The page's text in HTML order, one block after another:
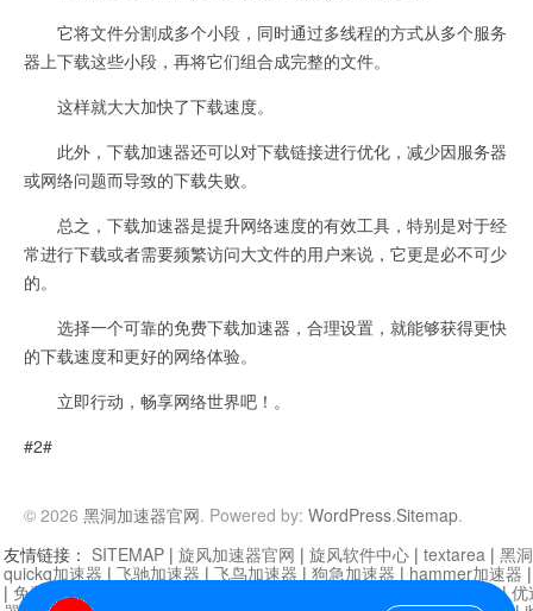
它将文件分割成多个小段，同时通过多线程的方式从多个服务
器上下载这些小段，再将它们组合成完整的文件。
这样就大大加快了下载速度。
此外，下载加速器还可以对下载链接进行优化，减少因服务器
或网络问题而导致的下载失败。
总之，下载加速器是提升网络速度的有效工具，特别是对于经
常进行下载或者需要频繁访问大文件的用户来说，它更是必不可少
的。
选择一个可靠的免费下载加速器，合理设置，就能够获得更快
的下载速度和更好的网络体验。
立即行动，畅享网络世界吧！。
#2#
© 2026 黑洞加速器官网. Powered by: WordPress.Sitemap.
友情链接： SITEMAP | 旋风加速器官网 | 旋风软件中心 | textarea | 黑
quickq加速器 | 飞驰加速器 | 飞鸟加速器 | 狗急加速器 | hammer加速器
| 免费vqn加速外网 迷雾通|优